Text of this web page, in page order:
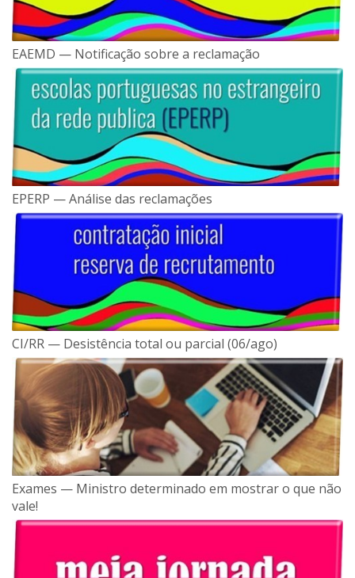
EAEMD — Notificação sobre a reclamação
EPERP — Análise das reclamações
CI/RR — Desistência total ou parcial (06/ago)
Exames — Ministro determinado em mostrar o que não
vale!